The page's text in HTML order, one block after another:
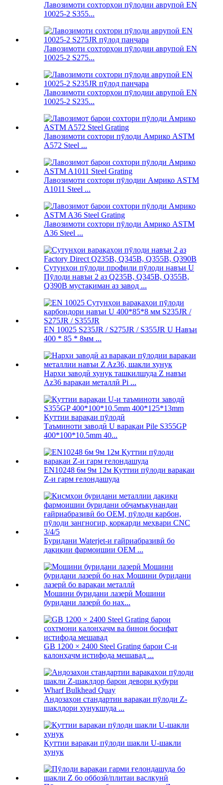
Лавозимоти сохторҳои пӯлодии аврупоӣ EN
10025-2 S355...
Лавозимоти сохторҳои пӯлодии аврупоӣ EN
10025-2 S275...
Лавозимоти сохторҳои пӯлодии аврупоӣ EN
10025-2 S235...
Лавозимоти сохтори пӯлоди Амрико ASTM
A572 Steel ...
Лавозимоти сохтори пӯлодии Амрико ASTM
A1011 Steel ...
Лавозимоти сохтори пӯлоди Амрико ASTM
A36 Steel ...
Пӯлоди навъи 2 аз Q235B, Q345B, Q355B,
Q390B мустақиман аз завод ...
EN 10025 S235JR / S275JR / S355JR U Навъи
400 * 85 * 8мм ...
Нархи заводӣ хунук ташкилшуда Z навъи
Az36 варақаи металлӣ Pi ...
Таъминоти заводӣ U варақаи Pile S355GP
400*100*10.5mm 40...
EN10248 6м 9м 12м Қуттии пӯлоди варақаи
Z-и гарм ғелондашуда
Буридани Waterjet-и ғайриабразивӣ бо
дақиқии фармоишии OEM ...
Мошини буридани лазерӣ Мошини
буридани лазерӣ бо нах...
GB 1200 × 2400 Steel Grating барои C-и
калонҳаҷм истифода мешавад ...
Андозаҳои стандартии варақаи пӯлоди Z-
шаклдори хунукшуда ...
Қуттии варақаи пӯлоди шакли U-шакли
хунук